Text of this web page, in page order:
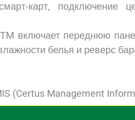
карт, подключение
включает переднюю
белья и реверс
(Certus Management